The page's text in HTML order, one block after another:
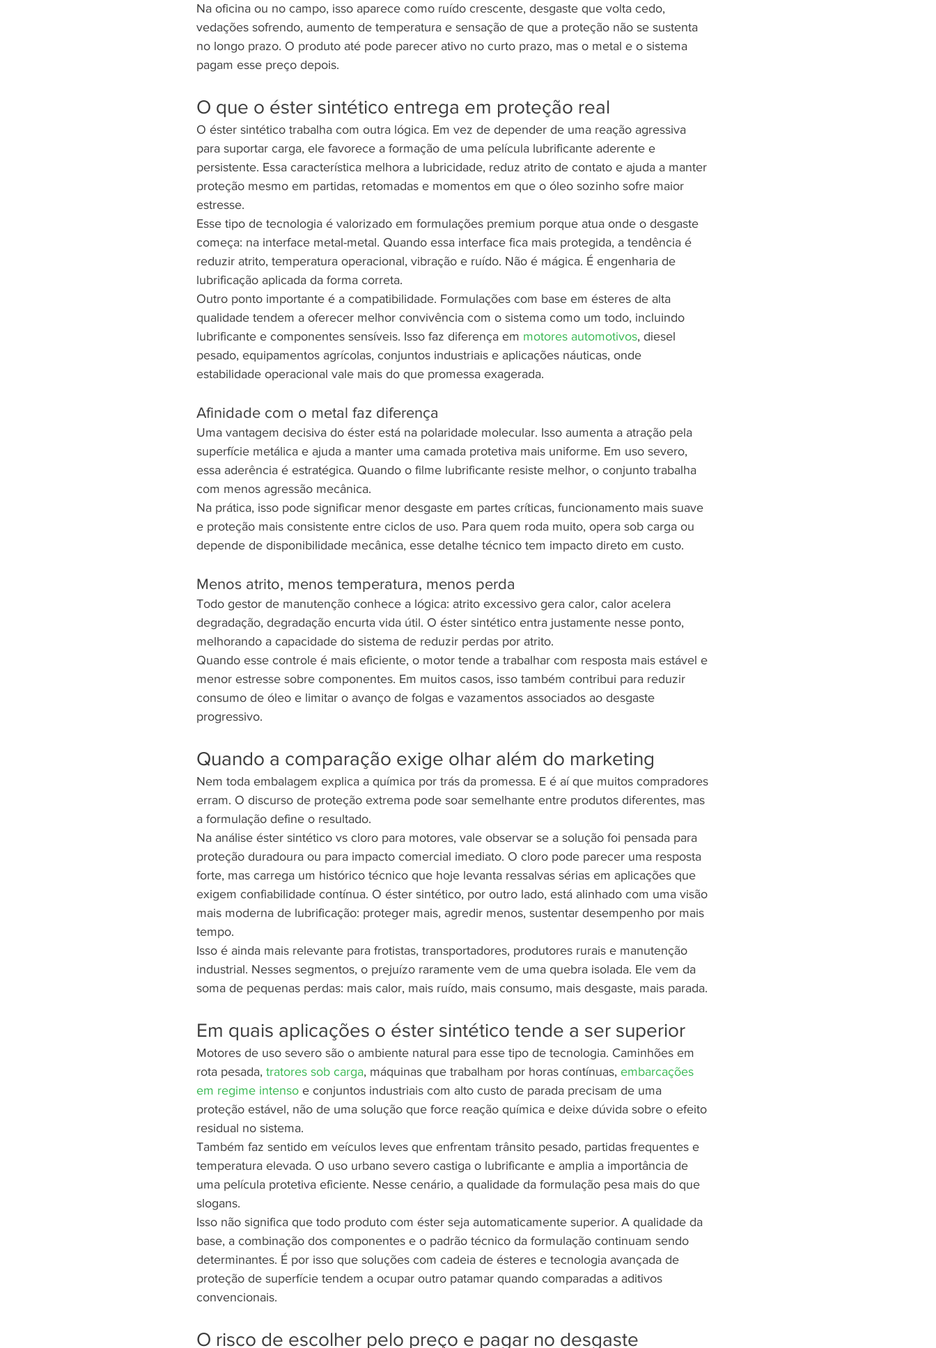
Na oficina ou no campo, isso aparece como ruído crescente, desgaste que volta cedo,
vedações sofrendo, aumento de temperatura e sensação de que a proteção não se sustenta
no longo prazo. O produto até pode parecer ativo no curto prazo, mas o metal e o sistema
pagam esse preço depois.
O que o éster sintético entrega em proteção real
O éster sintético trabalha com outra lógica. Em vez de depender de uma reação agressiva
para suportar carga, ele favorece a formação de uma película lubrificante aderente e
persistente. Essa característica melhora a lubricidade, reduz atrito de contato e ajuda a manter
proteção mesmo em partidas, retomadas e momentos em que o óleo sozinho sofre maior
estresse.
Esse tipo de tecnologia é valorizado em formulações premium porque atua onde o desgaste
começa: na interface metal-metal. Quando essa interface fica mais protegida, a tendência é
reduzir atrito, temperatura operacional, vibração e ruído. Não é mágica. É engenharia de
lubrificação aplicada da forma correta.
Outro ponto importante é a compatibilidade. Formulações com base em ésteres de alta
qualidade tendem a oferecer melhor convivência com o sistema como um todo, incluindo
lubrificante e componentes sensíveis. Isso faz diferença em motores automotivos, diesel
pesado, equipamentos agrícolas, conjuntos industriais e aplicações náuticas, onde
estabilidade operacional vale mais do que promessa exagerada.
Afinidade com o metal faz diferença
Uma vantagem decisiva do éster está na polaridade molecular. Isso aumenta a atração pela
superfície metálica e ajuda a manter uma camada protetiva mais uniforme. Em uso severo,
essa aderência é estratégica. Quando o filme lubrificante resiste melhor, o conjunto trabalha
com menos agressão mecânica.
Na prática, isso pode significar menor desgaste em partes críticas, funcionamento mais suave
e proteção mais consistente entre ciclos de uso. Para quem roda muito, opera sob carga ou
depende de disponibilidade mecânica, esse detalhe técnico tem impacto direto em custo.
Menos atrito, menos temperatura, menos perda
Todo gestor de manutenção conhece a lógica: atrito excessivo gera calor, calor acelera
degradação, degradação encurta vida útil. O éster sintético entra justamente nesse ponto,
melhorando a capacidade do sistema de reduzir perdas por atrito.
Quando esse controle é mais eficiente, o motor tende a trabalhar com resposta mais estável e
menor estresse sobre componentes. Em muitos casos, isso também contribui para reduzir
consumo de óleo e limitar o avanço de folgas e vazamentos associados ao desgaste
progressivo.
Quando a comparação exige olhar além do marketing
Nem toda embalagem explica a química por trás da promessa. E é aí que muitos compradores
erram. O discurso de proteção extrema pode soar semelhante entre produtos diferentes, mas
a formulação define o resultado.
Na análise éster sintético vs cloro para motores, vale observar se a solução foi pensada para
proteção duradoura ou para impacto comercial imediato. O cloro pode parecer uma resposta
forte, mas carrega um histórico técnico que hoje levanta ressalvas sérias em aplicações que
exigem confiabilidade contínua. O éster sintético, por outro lado, está alinhado com uma visão
mais moderna de lubrificação: proteger mais, agredir menos, sustentar desempenho por mais
tempo.
Isso é ainda mais relevante para frotistas, transportadores, produtores rurais e manutenção
industrial. Nesses segmentos, o prejuízo raramente vem de uma quebra isolada. Ele vem da
soma de pequenas perdas: mais calor, mais ruído, mais consumo, mais desgaste, mais parada.
Em quais aplicações o éster sintético tende a ser superior
Motores de uso severo são o ambiente natural para esse tipo de tecnologia. Caminhões em
rota pesada, tratores sob carga, máquinas que trabalham por horas contínuas, embarcações
em regime intenso e conjuntos industriais com alto custo de parada precisam de uma
proteção estável, não de uma solução que force reação química e deixe dúvida sobre o efeito
residual no sistema.
Também faz sentido em veículos leves que enfrentam trânsito pesado, partidas frequentes e
temperatura elevada. O uso urbano severo castiga o lubrificante e amplia a importância de
uma película protetiva eficiente. Nesse cenário, a qualidade da formulação pesa mais do que
slogans.
Isso não significa que todo produto com éster seja automaticamente superior. A qualidade da
base, a combinação dos componentes e o padrão técnico da formulação continuam sendo
determinantes. É por isso que soluções com cadeia de ésteres e tecnologia avançada de
proteção de superfície tendem a ocupar outro patamar quando comparadas a aditivos
convencionais.
O risco de escolher pelo preço e pagar no desgaste